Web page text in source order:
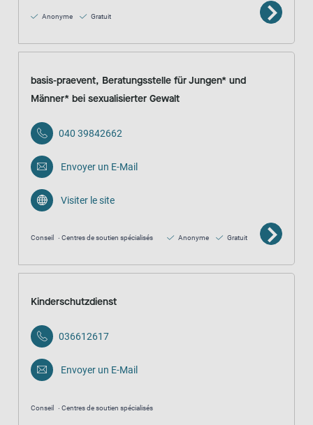
Anonyme Gratuit
basis-praevent, Beratungsstelle für Jungen* und
Männer* bei sexualisierter Gewalt
040 39842662
Envoyer un E-Mail
Visiter le site
Conseil Centres de soutien spécialisés Anonyme Gratuit
Kinderschutzdienst
036612617
Envoyer un E-Mail
Conseil Centres de soutien spécialisés